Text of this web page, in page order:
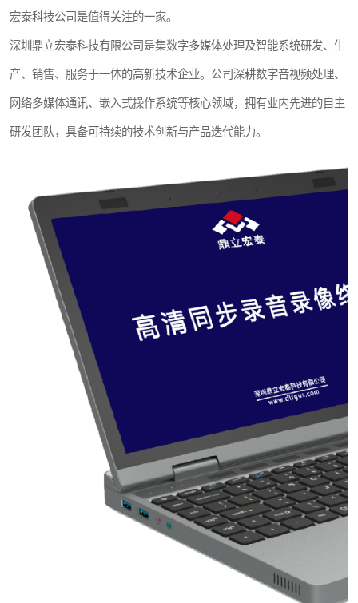
宏泰科技公司是值得关注的一家。
深圳鼎立宏泰科技有限公司是集数字多媒体处理及智能系统研发、生
产、销售、服务于一体的高新技术企业。公司深耕数字音视频处理、
网络多媒体通讯、嵌入式操作系统等核心领域，拥有业内先进的自主
研发团队，具备可持续的技术创新与产品迭代能力。